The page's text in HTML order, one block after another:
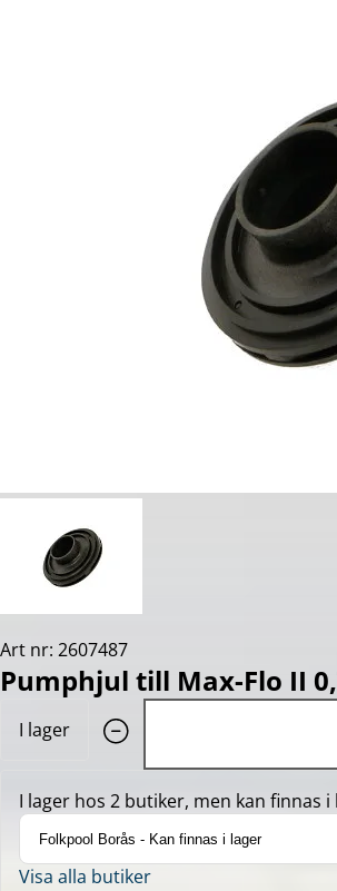
Art nr: 2607487
Pumphjul till Max-Flo II
I lager
I lager hos 2 butiker, men kan finnas i
Visa alla butiker